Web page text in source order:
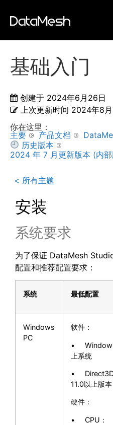
基础入门
创建于 2024年6月26日
上次更新时间 2024年8
你在这里：
主要
产品文档
历史版本
2024 年 7 月更新版本 (内部
< 所有主题
安装
系统要求
为了保证 DataMesh
配置和推荐配置要求：
系统 最低配置
Windows
PC
软件：
•
上系统
•
11.0以上版本
硬件：
• CPU：